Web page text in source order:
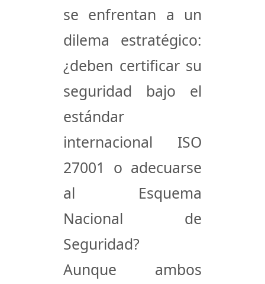
se enfrentan a un
dilema estratégico:
¿deben certificar su
seguridad bajo el
estándar
internacional ISO
27001 o adecuarse
al Esquema
Nacional de
Seguridad?
Aunque ambos